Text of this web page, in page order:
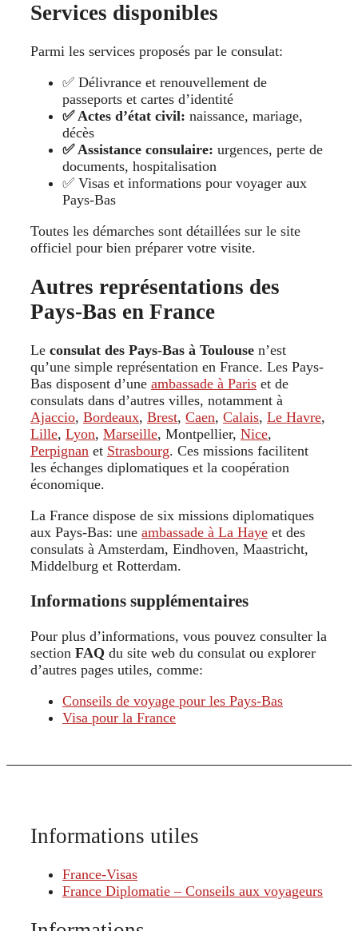
Services disponibles
Parmi les services proposés par le consulat:
✅ Délivrance et renouvellement de
passeports et cartes d’identité
✅ Actes d’état civil: naissance, mariage,
décès
✅ Assistance consulaire: urgences, perte de
documents, hospitalisation
✅ Visas et informations pour voyager aux
Pays-Bas
Toutes les démarches sont détaillées sur le site
officiel pour bien préparer votre visite.
Autres représentations des
Pays-Bas en France
Le consulat des Pays-Bas à Toulouse n’est
qu’une simple représentation en France. Les Pays-
Bas disposent d’une ambassade à Paris et de
consulats dans d’autres villes, notamment à
Ajaccio, Bordeaux, Brest, Caen, Calais, Le Havre,
Lille, Lyon, Marseille, Montpellier, Nice,
Perpignan et Strasbourg. Ces missions facilitent
les échanges diplomatiques et la coopération
économique.
La France dispose de six missions diplomatiques
aux Pays-Bas: une ambassade à La Haye et des
consulats à Amsterdam, Eindhoven, Maastricht,
Middelburg et Rotterdam.
Informations supplémentaires
Pour plus d’informations, vous pouvez consulter la
section FAQ du site web du consulat ou explorer
d’autres pages utiles, comme:
Conseils de voyage pour les Pays-Bas
Visa pour la France
Informations utiles
France-Visas
France Diplomatie – Conseils aux voyageurs